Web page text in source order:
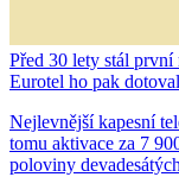
Před 30 lety stál
Eurotel ho pak
Nejlevnější kapesní
tomu aktivace za 7
poloviny